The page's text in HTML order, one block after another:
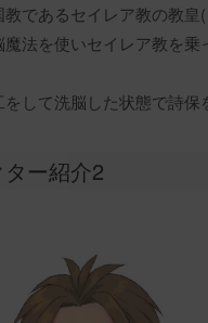
であるセイレア教の教皇(
法を使いセイレア教を乗
して洗脳した状態で詩保
ー紹介2